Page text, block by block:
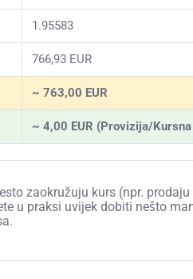
1.95583
766,93 EUR
~ 763,00 EUR
~ 4,00 EUR (Provizija/
zaokružuju kurs (npr. prodaju
u praksi uvijek dobiti nešto